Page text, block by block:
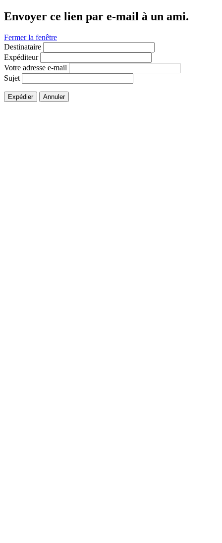
Envoyer ce lien par e-mail à un ami.
Fermer la fenêtre
Destinataire
Expéditeur
Votre adresse e-mail
Sujet
Expédier Annuler